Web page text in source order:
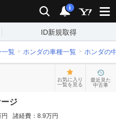
検索 通知
i
ID新規取得
一覧 ホンダの車種一覧 ホンダの
お気に入り
一覧を見る
最近見た
中古車
ジ
諸経費： 8.9万円